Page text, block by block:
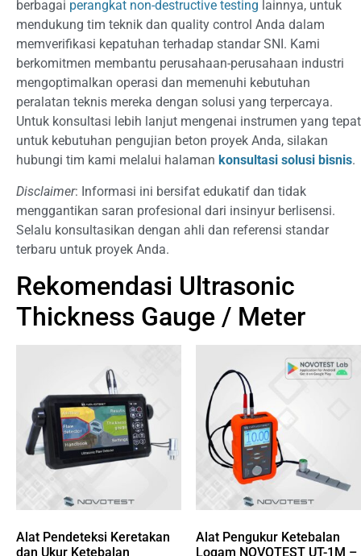
berbagai perangkat non-destructive testing lainnya, untuk
mendukung tim teknik dan quality control Anda dalam
memverifikasi kepatuhan terhadap standar SNI. Kami
berkomitmen membantu perusahaan-perusahaan industri
mengoptimalkan operasi dan memenuhi kebutuhan
peralatan teknis mereka dengan solusi yang terpercaya.
Untuk konsultasi lebih lanjut mengenai instrumen yang tepat
untuk kebutuhan pengujian beton proyek Anda, silakan
hubungi tim kami melalui halaman konsultasi solusi bisnis.
Disclaimer: Informasi ini bersifat edukatif dan tidak
menggantikan saran profesional dari insinyur berlisensi.
Selalu konsultasikan dengan ahli dan referensi standar
terbaru untuk proyek Anda.
Rekomendasi Ultrasonic
Thickness Gauge / Meter
Alat Pendeteksi Keretakan
dan Ukur Ketebalan
Alat Pengukur Ketebalan
Logam NOVOTEST UT-1M –